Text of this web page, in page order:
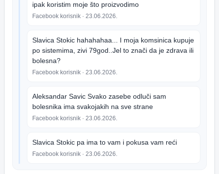
ipak koristim moje što proizvodimo
Facebook korisnik · 23.06.2026.
Slavica Stokic hahahahaa... I moja komsinica kupuje
po sistemima, zivi 79god..Jel to znači da je zdrava ili
bolesna?
Facebook korisnik · 23.06.2026.
Aleksandar Savic Svako zasebe odluči sam
bolesnika ima svakojakih na sve strane
Facebook korisnik · 23.06.2026.
Slavica Stokic pa ima to vam i pokusa vam reći
Facebook korisnik · 23.06.2026.